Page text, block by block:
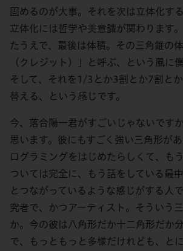
固めるのが大事。それを次は立体化す
立体化には哲学や美意識が関わります
たうえで、最後は体積。その三角錐の
（クレジット）」と呼ぶ、という風に
そして、それを1/3とか3割とか7割と
替える、という感じです。
今、落合陽一君がすごいじゃないです
思います。彼にもすごく強い三角形が
ログラミングをはじめたらしくて、も
ついては完全に、もう話をしている最
とつながっているような感じがする人
究者で、かつアーティスト。そういう
か。今の彼は八角形だか十二角形だか
で、もっともっと多様だけれども、と